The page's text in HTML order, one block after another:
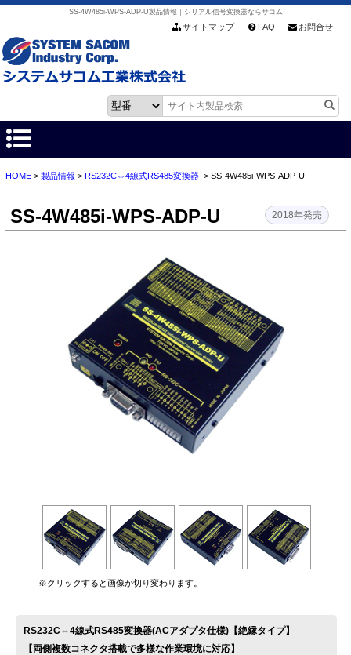
SS-4W485i-WPS-ADP-U製品情報｜シリアル信号変換器ならサコム
サイトマップ FAQ お問合せ
HOME
製品情報
お客様サポート
会社情報
お問い合わせ
HOME> 製品情報 > RS232C⇔4線式RS485変換器> SS-4W485i-WPS-ADP-U
SS-4W485i-WPS-ADP-U 2018年発売
※クリックすると画像が切り変わります。
RS232C⇔4線式RS485変換器(ACアダプタ仕様)【絶縁タイプ】
【両側複数コネクタ搭載で多様な作業環境に対応】